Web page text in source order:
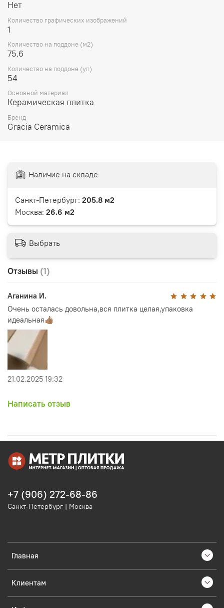
Нет
Количество графических изображений
1
Количество на поддоне (м2)
75.6
Количество на поддоне (уп)
54
Основной материал
Керамическая плитка
Бренд
Gracia Ceramica
Отзывы (1)
Аганина И.
Очень осталась довольна,вся плитка целая,упаковка
идеальная👍🏽
21.02.2025 19:32
Написать отзыв
Наличие на складе
Санкт-Петербург: 205.8 м2
Москва: 26.6 м2
Выбрать
Главная
Клиентам
+7 (906) 272-68-86
Санкт-Петербург | Москва